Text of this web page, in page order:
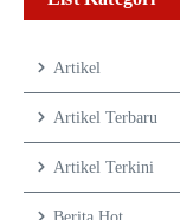
Artikel
Artikel Terbaru
Artikel Terkini